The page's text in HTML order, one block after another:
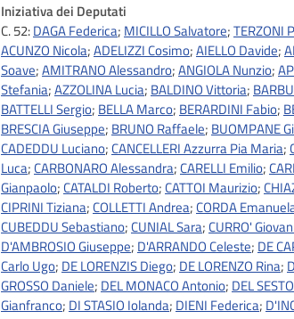
Iniziativa dei Deputati
C. 52:DAGA Federica; MICILLO Salvatore;TERZONI
ACUNZO Nicola;ADELIZZI Cosimo;AIELLO Davide;
Soave;AMITRANO Alessandro;ANGIOLA Nunzio;
Stefania;AZZOLINA Lucia; BALDINO Vittoria;
BATTELLI Sergio; BELLA Marco; BERARDINI Fabio;
BRESCIA Giuseppe; BRUNO Raffaele; BUOMPANE
CADEDDU Luciano; CANCELLERI Azzurra Pia Maria;
Luca; CARBONARO Alessandra; CARELLI Emilio;
Gianpaolo; CATALDI Roberto; CATTOI Maurizio;
CIPRINI Tiziana; COLLETTI Andrea; CORDA
CUBEDDU Sebastiano; CUNIAL Sara; CURRO'
D'AMBROSIO Giuseppe; D'ARRANDO Celeste; DE
Carlo Ugo; DE LORENZIS Diego; DE LORENZO Rina;
GROSSO Daniele; DEL MONACO Antonio; DEL
Gianfranco; DI STASIO Iolanda; DIENI Federica;